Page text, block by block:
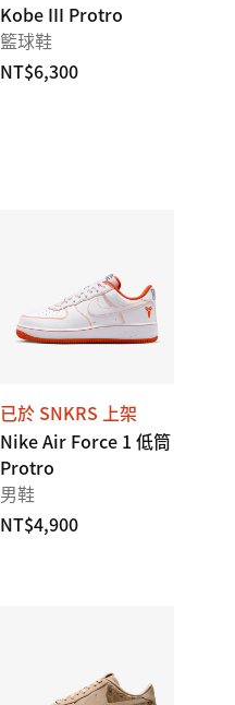
Kobe III Protro
籃球鞋
NT$6,300
已於 SNKRS 上架
Nike Air Force 1 低筒
Protro
男鞋
NT$4,900